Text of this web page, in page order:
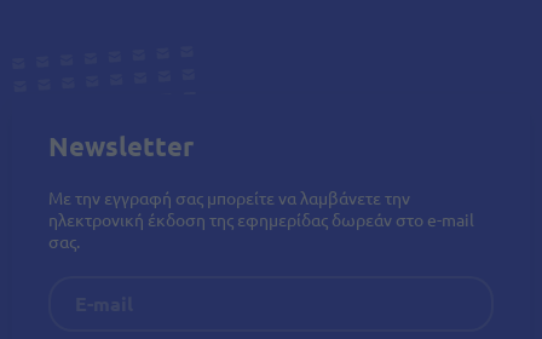
Newsletter
Με την εγγραφή σας μπορείτε να λαμβάνετε την
ηλεκτρονική έκδοση της εφημερίδας δωρεάν στο e-mail
σας.